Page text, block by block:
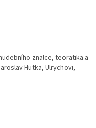
znalce, teoratika a
Hutka, Ulrychovi,